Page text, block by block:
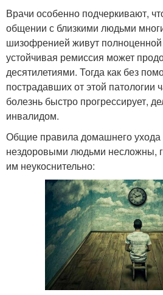
Врачи особенно подчеркивают,
общении с близкими людьми
шизофренией живут
устойчивая ремиссия может
десятилетиями. Тогда как без
пострадавших от этой патологии
болезнь быстро прогрессирует,
инвалидом.
Общие правила домашнего ухода
нездоровыми людьми несложны,
им неукоснительно: